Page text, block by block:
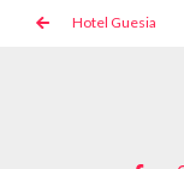
Hotel Guesia